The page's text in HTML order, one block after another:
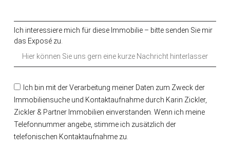
Ich interessiere mich für diese Immobilie – bitte senden Sie mir
das Exposé zu.
Ich bin mit der Verarbeitung meiner Daten zum Zweck der
Immobiliensuche und Kontaktaufnahme durch Karin Zickler,
Zickler & Partner Immobilien einverstanden. Wenn ich meine
Telefonnummer angebe, stimme ich zusätzlich der
telefonischen Kontaktaufnahme zu.